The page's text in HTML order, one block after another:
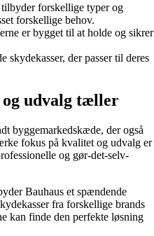
forskellige typer og
forskellige behov.
er bygget til at holde og sikrer
skydekasser, der passer til deres
udvalg tæller
byggemarkedskæde, der også
fokus på kvalitet og udvalg er
og gør-det-selv-
Bauhaus et spændende
fra forskellige brands
kan finde den perfekte løsning